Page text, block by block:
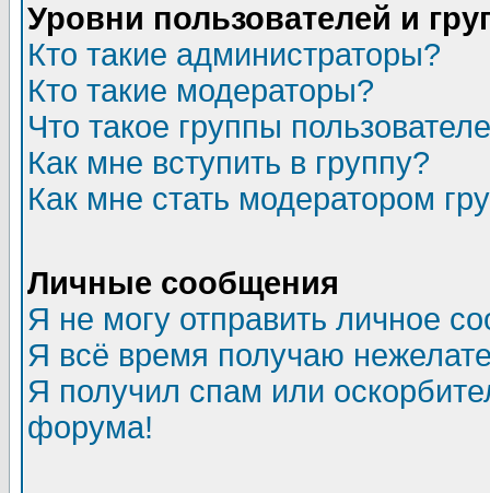
Уровни пользователей и
Кто такие администраторы?
Кто такие модераторы?
Что такое группы
Как мне вступить в группу?
Как мне стать модератором
Личные сообщения
Я не могу отправить личное
Я всё время получаю
Я получил спам или
форума!